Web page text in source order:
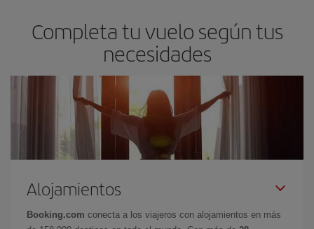
Completa tu vuelo según tus
necesidades
Alojamientos
Booking.com conecta a los viajeros con alojamientos en más